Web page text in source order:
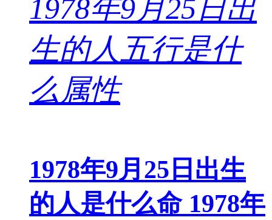
1978年9月25日出生
的人是什么命 1978年